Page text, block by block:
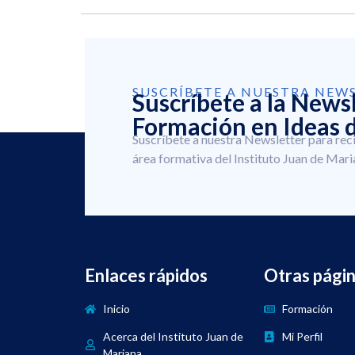
SUSCRÍBETE A NUESTRA
Suscríbete a la
Formación en Ideas
Suscríbete a nuestra Newsletter para
área formativa del Instituto Juan de
Enlaces rápidos
Inicio
Acerca del Instituto Juan de
Otras
Formación
Mi Perfil